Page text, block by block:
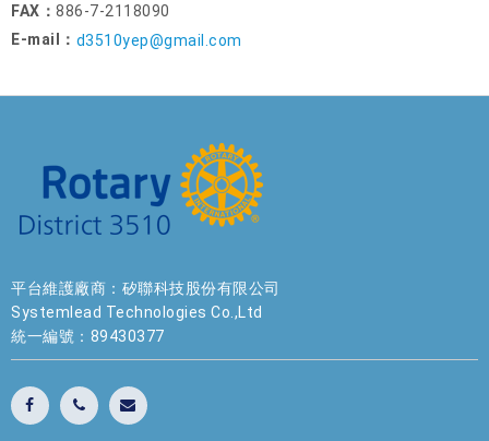
FAX： 886-7-2118090
E-mail： d3510yep@gmail.com
平台維護廠商：矽聯科技股份有限公司
Systemlead Technologies Co.,Ltd
統一編號：89430377